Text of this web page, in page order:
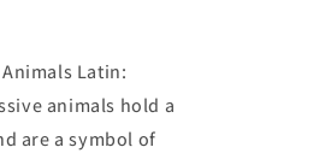
Latin:
animals hold a
are a symbol of